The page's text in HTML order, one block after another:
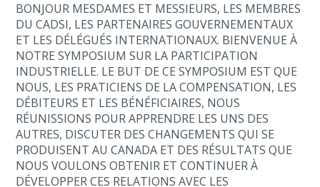
BONJOUR MESDAMES ET MESSIEURS, LES MEMBRES
DU CADSI, LES PARTENAIRES GOUVERNEMENTAUX
ET LES DÉLÉGUÉS INTERNATIONAUX. BIENVENUE À
NOTRE SYMPOSIUM SUR LA PARTICIPATION
INDUSTRIELLE. LE BUT DE CE SYMPOSIUM EST QUE
NOUS, LES PRATICIENS DE LA COMPENSATION, LES
DÉBITEURS ET LES BÉNÉFICIAIRES, NOUS
RÉUNISSIONS POUR APPRENDRE LES UNS DES
AUTRES, DISCUTER DES CHANGEMENTS QUI SE
PRODUISENT AU CANADA ET DES RÉSULTATS QUE
NOUS VOULONS OBTENIR ET CONTINUER À
DÉVELOPPER CES RELATIONS AVEC LES